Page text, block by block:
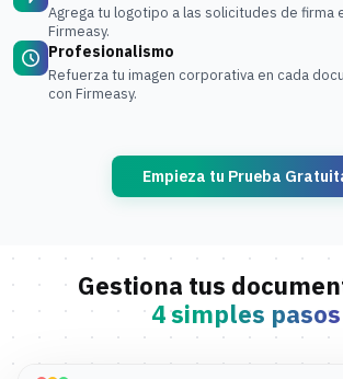
Agrega tu logotipo a las solicitudes de firma
Firmeasy.
Profesionalismo
Refuerza tu imagen corporativa en cada
con Firmeasy.
Empieza tu Prueba
Gestiona tus
4 simples pasos